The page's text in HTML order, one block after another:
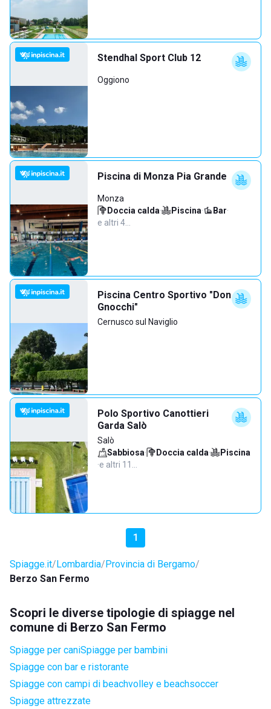
Stendhal Sport Club 12
Oggiono
Piscina di Monza Pia Grande
Monza
Doccia calda· Piscina· Bar·
e altri 4…
Piscina Centro Sportivo "Don
Gnocchi"
Cernusco sul Naviglio
Polo Sportivo Canottieri
Garda Salò
Salò
Sabbiosa· Doccia calda·
Piscina
·e altri 11…
1
Spiagge.it Lombardia Provincia di Bergamo
Berzo San Fermo
Scopri le diverse tipologie di spiagge nel
comune di Berzo San Fermo
Spiagge per caniSpiagge per bambini
Spiagge con bar e ristorante
Spiagge con campi di beachvolley e beachsoccer
Spiagge attrezzate